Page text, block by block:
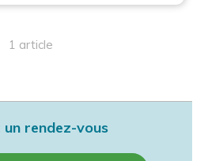
1 article
un rendez-vous